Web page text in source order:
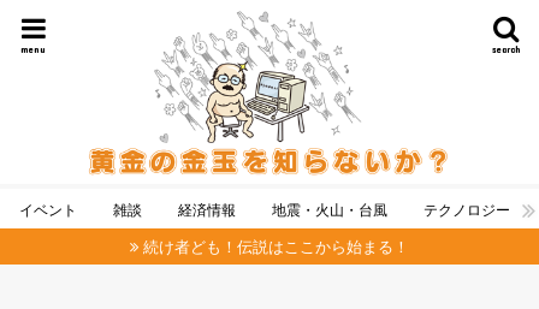
search
menu
イベント 雑談 経済情報 地震・火山・台風 テクノロジー
続け者ども！伝説はここから始まる！